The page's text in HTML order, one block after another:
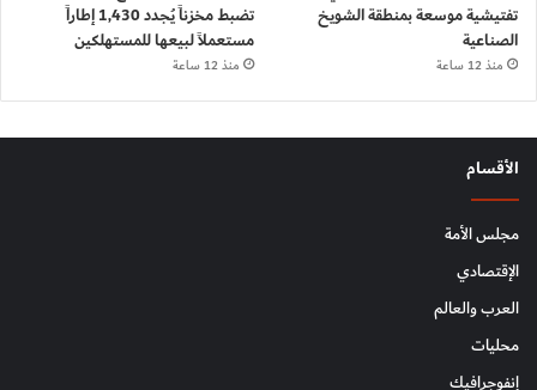
تفتيشية موسعة بمنطقة الشويخ
الصناعية
منذ 12 ساعة
تضبط مخزناً يُجدد 1,430 إطاراً
مستعملاً لبيعها للمستهلكين
منذ 12 ساعة
الأقسام
مجلس الأمة
الإقتصادي
العرب والعالم
محليات
إنفوجرافيك